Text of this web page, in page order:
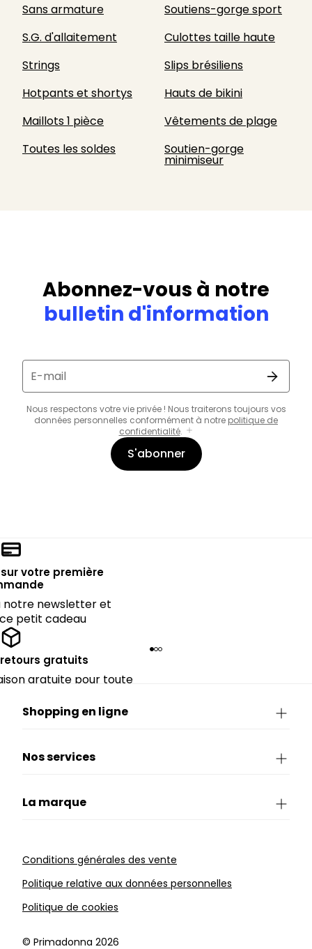
Sans armature
Soutiens-gorge sport
S.G. d'allaitement
Culottes taille haute
Strings
Slips brésiliens
Hotpants et shortys
Hauts de bikini
Maillots 1 pièce
Vêtements de plage
Toutes les soldes
Soutien-gorge
minimiseur
Abonnez-vous à notre
bulletin d'information
E-mail
Nous respectons votre vie privée ! Nous traiterons toujours vos
données personnelles conformément à notre politique de
confidentialité.
S'abonner
votre première
notre newsletter et
petit cadeau
gratuits
gratuite pour toute
Shopping en ligne
Nos services
La marque
Conditions générales des vente
Politique relative aux données personnelles
Politique de cookies
©️ Primadonna 2026